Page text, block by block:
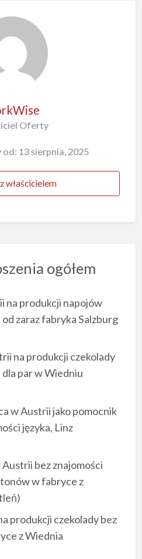
Oferty
13 sierpnia, 2025
właścicielem
ogółem
na produkcji napojów
zaraz fabryka Salzburg
na produkcji czekolady
dla par w Wiedniu
w Austrii jako pomocnik
języka, Linz
Austrii bez znajomości
w fabryce z
produkcji czekolady bez
z Wiednia